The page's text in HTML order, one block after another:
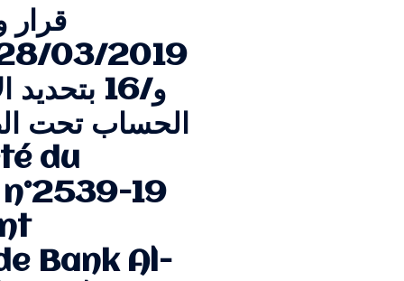
و/16
الحساب تحت
19
Bank Al-